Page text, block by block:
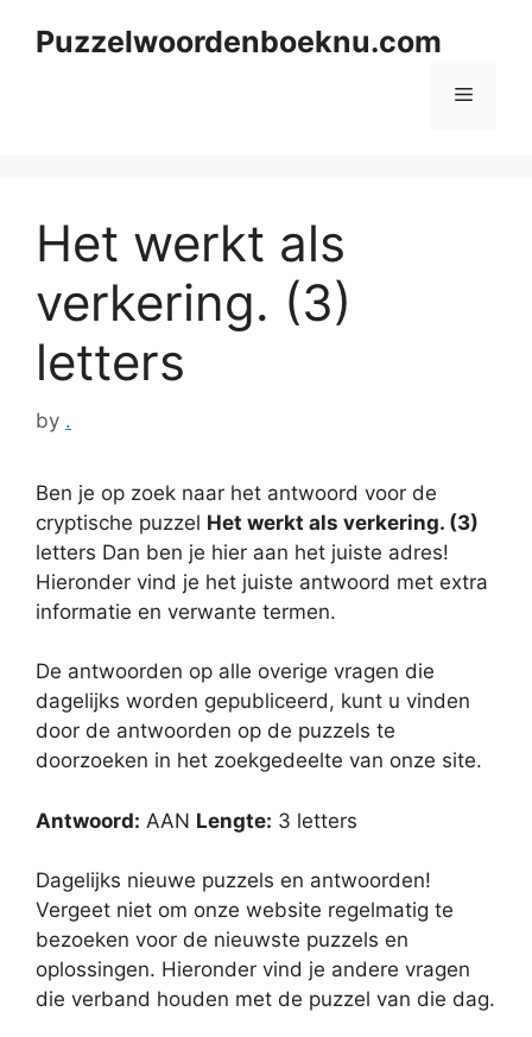
Puzzelwoordenboeknu.com
Menu
Het werkt als
verkering. (3)
letters
by .
Ben je op zoek naar het antwoord voor de
cryptische puzzel Het werkt als verkering. (3)
letters Dan ben je hier aan het juiste adres!
Hieronder vind je het juiste antwoord met extra
informatie en verwante termen.
De antwoorden op alle overige vragen die
dagelijks worden gepubliceerd, kunt u vinden
door de antwoorden op de puzzels te
doorzoeken in het zoekgedeelte van onze site.
Antwoord: AAN Lengte: 3 letters
Dagelijks nieuwe puzzels en antwoorden!
Vergeet niet om onze website regelmatig te
bezoeken voor de nieuwste puzzels en
oplossingen. Hieronder vind je andere vragen
die verband houden met de puzzel van die dag.